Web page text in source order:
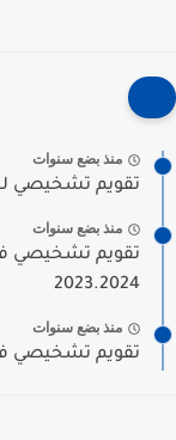
منذ بضع سنوات
تقويم تشخيصي
منذ بضع سنوات
تقويم تشخيصي
2023.2024
منذ بضع سنوات
تقويم تشخيصي